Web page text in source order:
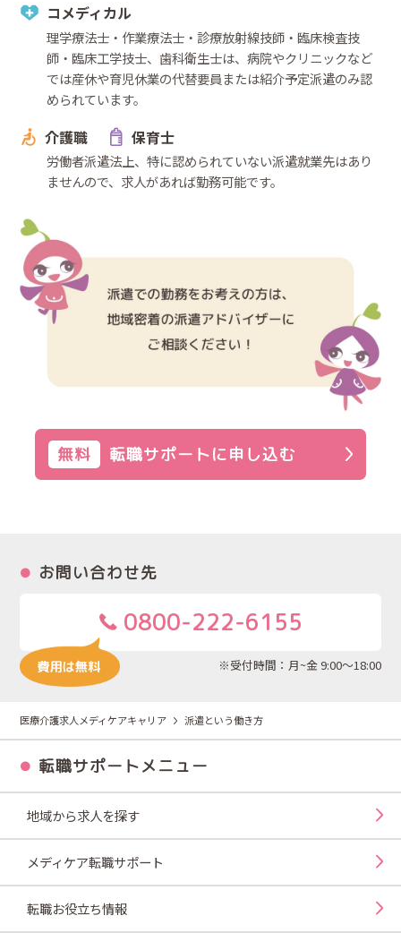
コメディカル
理学療法士・作業療法士・診療放射線技師・臨床検査技
師・臨床工学技士、歯科衛生士は、病院やクリニックなど
では産休や育児休業の代替要員または紹介予定派遣のみ認
められています。
介護職 保育士
労働者派遣法上、特に認められていない派遣就業先はあり
ませんので、求人があれば勤務可能です。
無料 転職サポートに申し込む
お問い合わせ先
0800-222-6155
※受付時間：月~金 9:00～18:00
医療介護求人メディケアキャリア 派遣という働き方
転職サポートメニュー
地域から求人を探す
メディケア転職サポート
転職お役立ち情報